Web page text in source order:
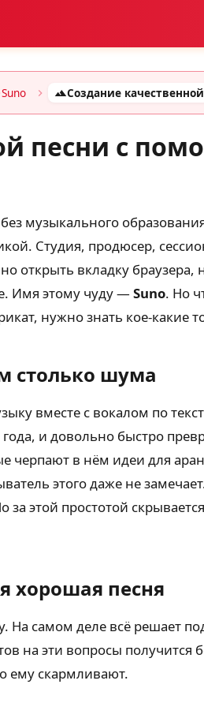
Suno
песни с
музыкального
Студия, продюсер,
открыть вкладку
Имя этому чуду —Suno. Но
нужно знать кое-какие
столько шума
вместе с вокалом по
и довольно быстро
в нём идеи для
этого даже не
за этой простотой
хорошая песня
самом деле всё решает
на эти вопросы
ему скармливают.